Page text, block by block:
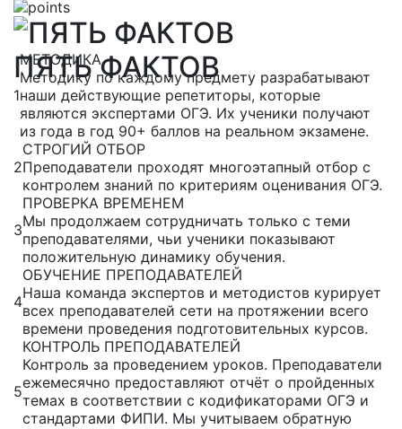
ПЯТЬ ФАКТОВ
1
МЕТОДИКА
Методику по каждому предмету разрабатывают
наши действующие репетиторы, которые
являются экспертами ОГЭ. Их ученики получают
из года в год 90+ баллов на реальном экзамене.
2
СТРОГИЙ ОТБОР
Преподаватели проходят многоэтапный отбор с
контролем знаний по критериям оценивания ОГЭ.
3
ПРОВЕРКА ВРЕМЕНЕМ
Мы продолжаем сотрудничать только с теми
преподавателями, чьи ученики показывают
положительную динамику обучения.
4
ОБУЧЕНИЕ ПРЕПОДАВАТЕЛЕЙ
Наша команда экспертов и методистов курирует
всех преподавателей сети на протяжении всего
времени проведения подготовительных курсов.
5
КОНТРОЛЬ ПРЕПОДАВАТЕЛЕЙ
Контроль за проведением уроков. Преподаватели
ежемесячно предоставляют отчёт о пройденных
темах в соответствии с кодификаторами ОГЭ и
стандартами ФИПИ. Мы учитываем обратную